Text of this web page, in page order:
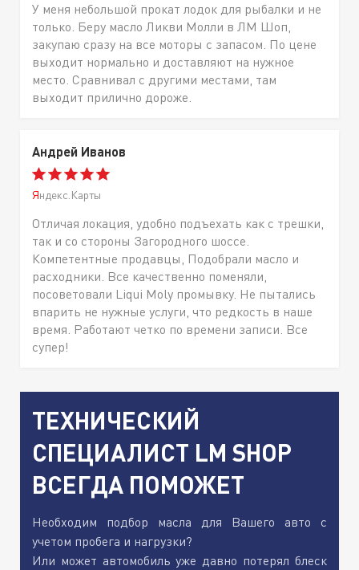
У меня небольшой прокат лодок для рыбалки и не
только. Беру масло Ликви Молли в ЛМ Шоп,
закупаю сразу на все моторы с запасом. По цене
выходит нормально и доставляют на нужное
место. Сравнивал с другими местами, там
выходит прилично дороже.
Андрей Иванов
Яндекс.Карты
Отличая локация, удобно подъехать как с трешки,
так и со стороны Загородного шоссе.
Компетентные продавцы, Подобрали масло и
расходники. Все качественно поменяли,
посоветовали Liqui Moly промывку. Не пытались
впарить не нужные услуги, что редкость в наше
время. Работают четко по времени записи. Все
супер!
ТЕХНИЧЕСКИЙ
СПЕЦИАЛИСТ LM SHOP
ВСЕГДА ПОМОЖЕТ
Необходим подбор масла для Вашего авто с
учетом пробега и нагрузки?
Или может автомобиль уже давно потерял блеск